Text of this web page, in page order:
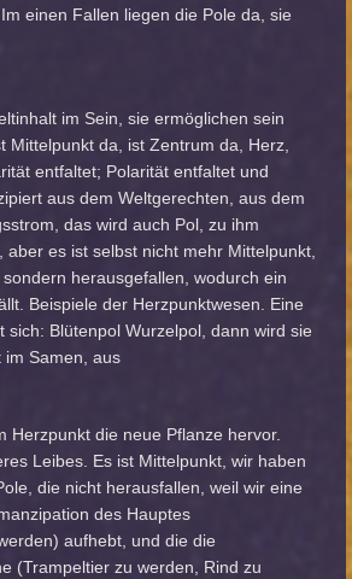
einen Fallen liegen die Pole da, sie
im Sein, sie ermöglichen sein
Mittelpunkt da, ist Zentrum da, Herz,
entfaltet; Polarität entfaltet und
aus dem Weltgerechten, aus dem
das wird auch Pol, zu ihm
aber es ist selbst nicht mehr Mittelpunkt,
herausgefallen, wodurch ein
Beispiele der Herzpunktwesen. Eine
sich: Blütenpol Wurzelpol, dann wird sie
im Samen, aus
Herzpunkt die neue Pflanze hervor.
Leibes. Es ist Mittelpunkt, wir haben
die nicht herausfallen, weil wir eine
des Hauptes
aufhebt, und die die
(Trampeltier zu werden, Rind zu